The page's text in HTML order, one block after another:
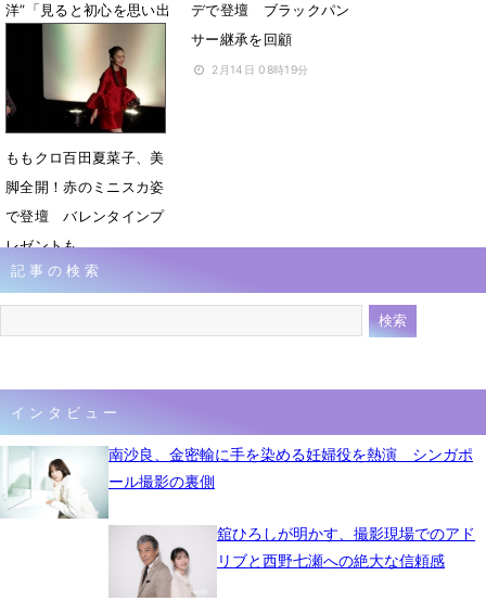
洋”「見ると初心を思い出
3月2日 15時41分
デで登壇 ブラックパン
サー継承を回顧
2月14日 08時19分
ももクロ百田夏菜子、美
脚全開！赤のミニスカ姿
で登壇 バレンタインプ
レゼントも
2月13日 19時16分
記事の検索
インタビュー
南沙良、金密輸に手を染める妊婦役を熱演 シンガポ
ール撮影の裏側
舘ひろしが明かす、撮影現場でのアド
リブと西野七瀬への絶大な信頼感